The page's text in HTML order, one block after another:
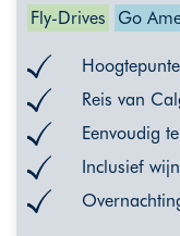
Fly-Drives Go
Reis van
Eenvoudig
Inclusief